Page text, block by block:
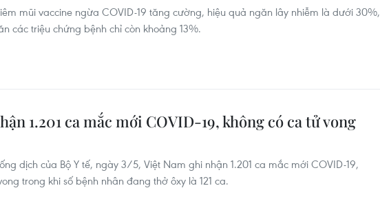
mũi vaccine ngừa COVID-19 tăng cường, hiệu quả ngăn lây nhiễm là dưới 30%,
các triệu chứng bệnh chỉ còn khoảng 13%.
1.201 ca mắc mới COVID-19, không có ca tử vong
dịch của Bộ Y tế, ngày 3/5, Việt Nam ghi nhận 1.201 ca mắc mới COVID-19,
trong khi số bệnh nhân đang thở ôxy là 121 ca.